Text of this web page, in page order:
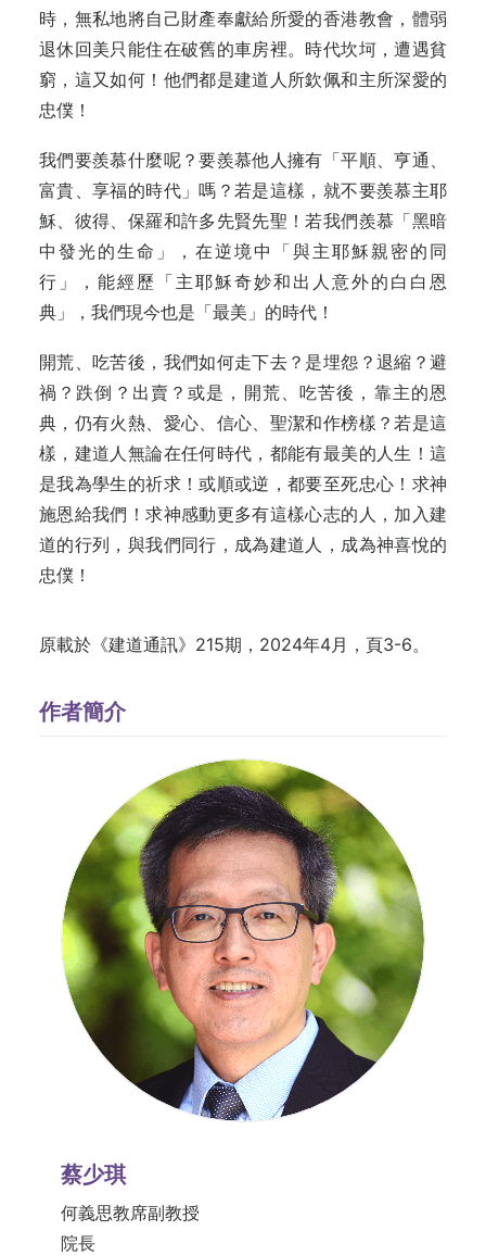
時，無私地將自己財產奉獻給所愛的香港教會，體弱
退休回美只能住在破舊的車房裡。時代坎坷，遭遇貧
窮，這又如何！他們都是建道人所欽佩和主所深愛的
忠僕！
我們要羨慕什麼呢？要羨慕他人擁有「平順、亨通、
富貴、享福的時代」嗎？若是這樣，就不要羨慕主耶
穌、彼得、保羅和許多先賢先聖！若我們羨慕「黑暗
中發光的生命」，在逆境中「與主耶穌親密的同
行」，能經歷「主耶穌奇妙和出人意外的白白恩
典」，我們現今也是「最美」的時代！
開荒、吃苦後，我們如何走下去？是埋怨？退縮？避
禍？跌倒？出賣？或是，開荒、吃苦後，靠主的恩
典，仍有火熱、愛心、信心、聖潔和作榜樣？若是這
樣，建道人無論在任何時代，都能有最美的人生！這
是我為學生的祈求！或順或逆，都要至死忠心！求神
施恩給我們！求神感動更多有這樣心志的人，加入建
道的行列，與我們同行，成為建道人，成為神喜悅的
忠僕！
原載於《建道通訊》215期，2024年4月，頁3-6。
作者簡介
蔡少琪
何義思教席副教授
院長